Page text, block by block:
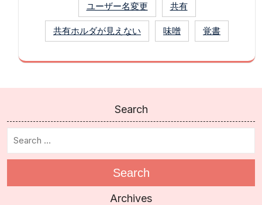
ユーザー名変更 共有
共有ホルダが見えない 味噌 覚書
Search
Search
Archives